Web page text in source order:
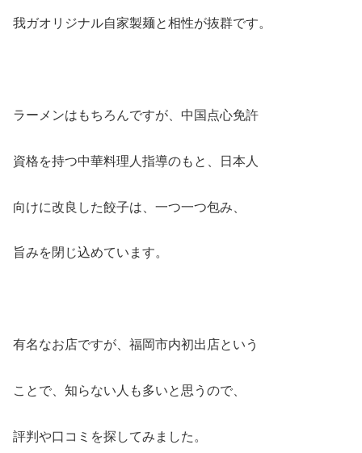
我ガオリジナル自家製麺と相性が抜群です。
ラーメンはもちろんですが、中国点心免許
資格を持つ中華料理人指導のもと、日本人
向けに改良した餃子は、一つ一つ包み、
旨みを閉じ込めています。
有名なお店ですが、福岡市内初出店という
ことで、知らない人も多いと思うので、
評判や口コミを探してみました。